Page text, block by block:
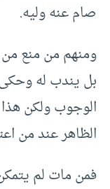
صام عنه وليه.
ومنهم من منع من
بل يندب له
الوجوب ولكن
الظاهر عند من
فمن مات لم